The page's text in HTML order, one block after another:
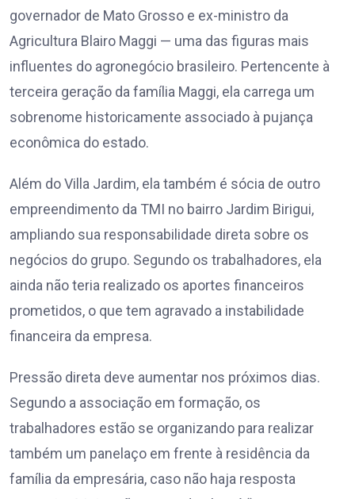
governador de Mato Grosso e ex-ministro da
Agricultura Blairo Maggi — uma das figuras mais
influentes do agronegócio brasileiro. Pertencente à
terceira geração da família Maggi, ela carrega um
sobrenome historicamente associado à pujança
econômica do estado.
Além do Villa Jardim, ela também é sócia de outro
empreendimento da TMI no bairro Jardim Birigui,
ampliando sua responsabilidade direta sobre os
negócios do grupo. Segundo os trabalhadores, ela
ainda não teria realizado os aportes financeiros
prometidos, o que tem agravado a instabilidade
financeira da empresa.
Pressão direta deve aumentar nos próximos dias.
Segundo a associação em formação, os
trabalhadores estão se organizando para realizar
também um panelaço em frente à residência da
família da empresária, caso não haja resposta